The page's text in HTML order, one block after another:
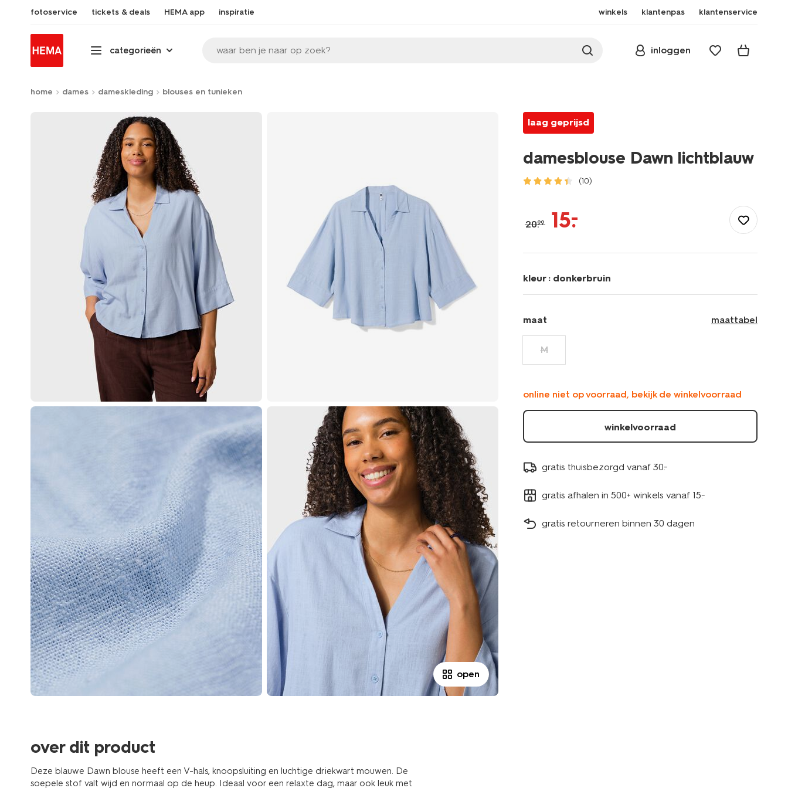
fotoservice tickets & deals HEMA app inspiratie winkels klantenpas klantenservice
categorieën waar ben je naar op zoek? inloggen
home dames dameskleding blouses en tunieken
open
over dit product
Deze blauwe Dawn blouse heeft een V-hals, knoopsluiting en luchtige driekwart mouwen. De
soepele stof valt wijd en normaal op de heup. Ideaal voor een relaxte dag, maar ook leuk met
laag geprijsd
damesblouse Dawn lichtblauw
(10)
dawn-
20.99 15.
–
kleur : donkerbruin
maat maattabel
M
online niet op voorraad, bekijk de winkelvoorraad
winkelvoorraad
gratis thuisbezorgd vanaf 30.-
gratis afhalen in 500+ winkels vanaf 15.-
gratis retourneren binnen 30 dagen